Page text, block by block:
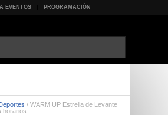
EVENTOS PROGRAMACIÓN
/ WARM UP Estrella de Levante
horarios